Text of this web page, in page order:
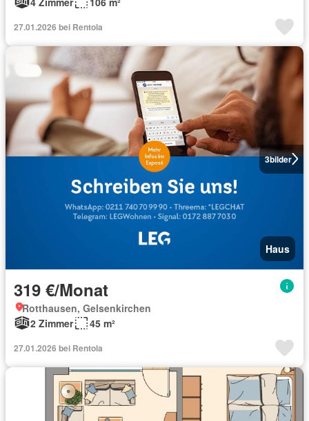
27.01.2026 bei Rentola
3bilder
Haus
319 €/Monat
Rotthausen, Gelsenkirchen
2 Zimmer
45 m²
27.01.2026 bei Rentola